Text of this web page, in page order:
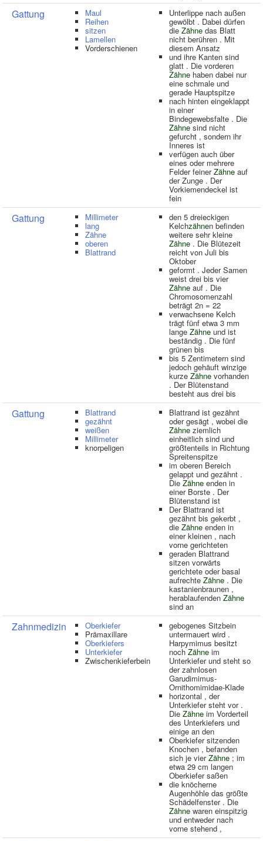
Gattung Maul
Reihen
sitzen
Lamellen
Vorderschienen
Unterlippe nach außen
gewölbt . Dabei dürfen
die Zähne das Blatt
nicht berühren . Mit
diesem Ansatz
und ihre Kanten sind
glatt . Die vorderen
Zähne haben dabei nur
eine schmale und
gerade Hauptspitze
nach hinten eingeklappt
in einer
Bindegewebsfalte . Die
Zähnesind nicht
gefurcht , sondern ihr
Inneres ist
verfügen auch über
eines oder mehrere
Felder feinerZähne auf
der Zunge . Der
Vorkiemendeckel ist
fein
Gattung Millimeter
lang
Zähne
oberen
Blattrand
den 5 dreieckigen
Kelchzähnen befinden
weitere sehr kleine
Zähne . Die Blütezeit
reicht von Juli bis
Oktober
geformt . Jeder Samen
weist drei bis vier
Zähne auf . Die
Chromosomenzahl
beträgt 2n = 22
verwachsene Kelch
trägt fünf etwa 3 mm
lange Zähne und ist
beständig . Die fünf
grünen bis
bis 5 Zentimetern sind
jedoch gehäuft winzige
kurze Zähne vorhanden
. Der Blütenstand
besteht aus drei bis
Gattung Blattrand
gezähnt
weißen
Millimeter
knorpeligen
Blattrand ist gezähnt
oder gesägt , wobei die
Zähne ziemlich
einheitlich sind und
größtenteils in Richtung
Spreitenspitze
im oberen Bereich
gelappt und gezähnt .
Die Zähne enden in
einer Borste . Der
Blütenstand ist
Der Blattrand ist
gezähnt bis gekerbt ,
die Zähne enden in
einer kleinen , nach
vorne gerichteten
geraden Blattrand
sitzen vorwärts
gerichtete oder basal
aufrechte Zähne . Die
kastanienbraunen ,
herablaufenden Zähne
sind an
Zahnmedizin Oberkiefer
Prämaxillare
Oberkiefers
Unterkiefer
Zwischenkieferbein
gebogenes Sitzbein
untermauert wird .
Harpymimus besitzt
nochZähne im
Unterkiefer und steht so
der zahnlosen
Garudimimus-
Ornithomimidae-Klade
horizontal , der
Unterkiefer steht vor .
Die Zähne im Vorderteil
des Unterkiefers und
einige an den
Oberkiefer sitzenden
Knochen , befanden
sich je vierZähne ; im
etwa 29 cm langen
Oberkiefer saßen
die knöcherne
Augenhöhle das größte
Schädelfenster . Die
Zähne waren einspitzig
und entweder nach
vorne stehend ,